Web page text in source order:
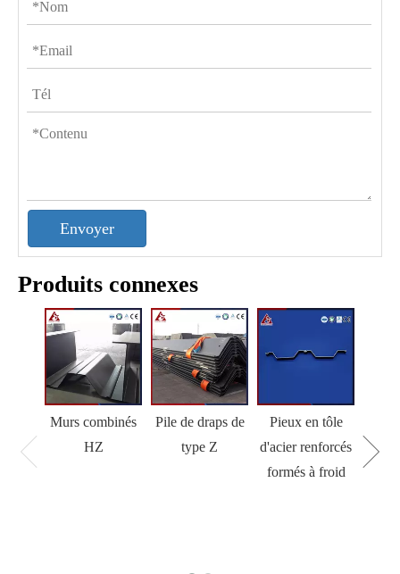
Envoyer
Produits connexes
Murs combinés
HZ
Pile de draps de
type Z
Pieux en tôle
d'acier renforcés
formés à froid